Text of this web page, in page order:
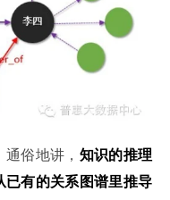
俗地讲， 知识的推理
已有的关系图谱里推导